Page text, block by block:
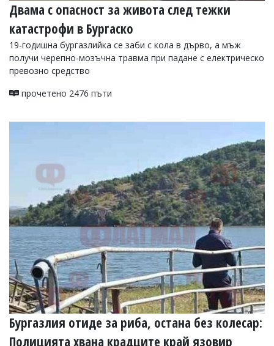
откриете
обиден
за
вас
коментар,
моля
сигнализирайте
Двама с опасност за живота след тежки
катастрофи в Бургаско
19-годишна бургазлийка се заби с кола в дърво, а мъж
получи черепно-мозъчна травма при падане с електрическо
превозно средство
прочетено 2476 пъти
Бургазлия отиде за риба, остана без колесар:
Полицията хвана крадците край язовир